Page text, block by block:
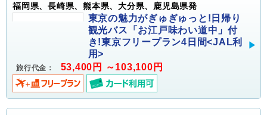
福岡県、長崎県、熊本県、大分県、鹿児島県発
東京の魅力がぎゅぎゅっと!日帰り
観光バス「お江戸味わい道中」付
き!東京フリープラン4日間<JAL利
用>
旅行代金： 53,400円 ～103,100円